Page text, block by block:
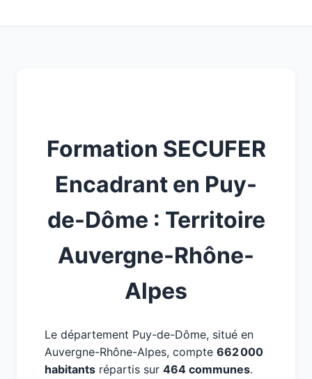
Formation SECUFER
Encadrant en Puy-
de-Dôme : Territoire
Auvergne-Rhône-
Alpes
Le département Puy-de-Dôme, situé en
Auvergne-Rhône-Alpes, compte 662 000
habitants répartis sur 464 communes.